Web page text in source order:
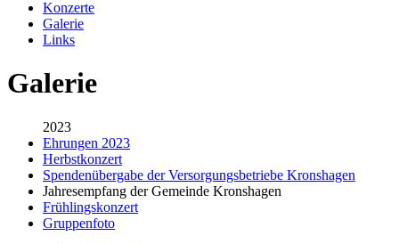
Konzerte
Galerie
Links
Galerie
2023
Ehrungen 2023
Herbstkonzert
Spendenübergabe der Versorgungsbetriebe Kronshagen
Jahresempfang der Gemeinde Kronshagen
Frühlingskonzert
Gruppenfoto